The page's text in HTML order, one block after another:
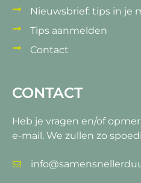
Nieuwsbrief: tips in je
Tips aanmelden
Contact
CONTACT
Heb je vragen en/of
e-mail. We zullen zo